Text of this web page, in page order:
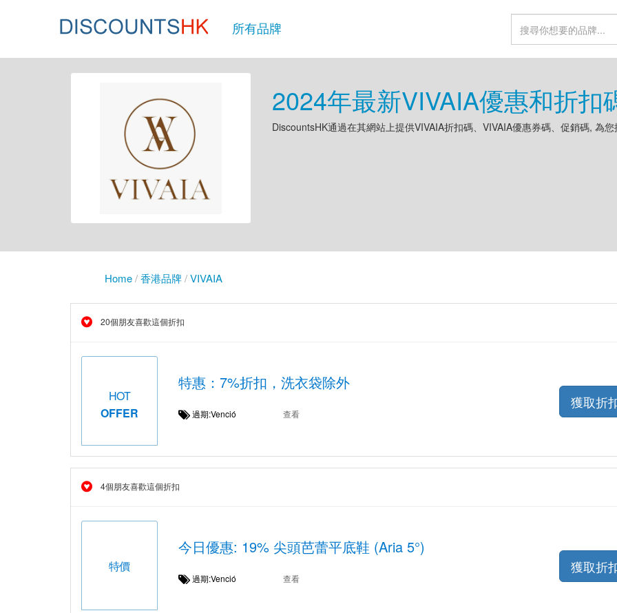
所有品牌
2024年最新VIVAIA優惠和折扣
DiscountsHK通過在其網站上提供VIVAIA折扣碼、VIVAIA優惠券碼、促銷碼, 為
Home/香港品牌/VIVAIA
20個朋友喜歡這個折扣
HOT
OFFER
特惠：7%折扣，洗衣袋除外
過期:Venció 查看
獲取折
4個朋友喜歡這個折扣
特價
今日優惠: 19% 尖頭芭蕾平底鞋 (Aria 5°)
過期:Venció 查看
獲取折